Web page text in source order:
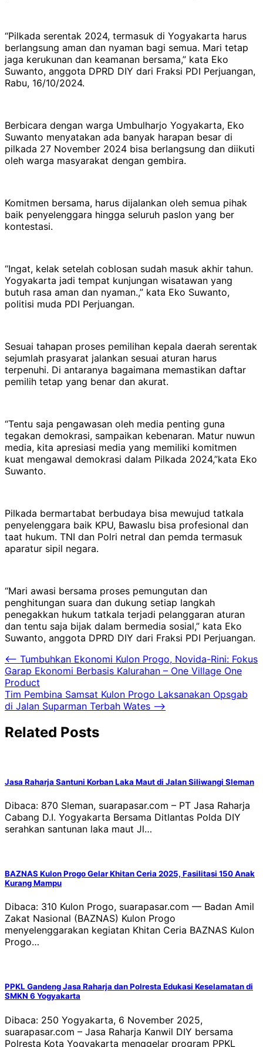
“Pilkada serentak 2024, termasuk di Yogyakarta harus
berlangsung aman dan nyaman bagi semua. Mari tetap
jaga kerukunan dan keamanan bersama,” kata Eko
Suwanto, anggota DPRD DIY dari Fraksi PDI Perjuangan,
Rabu, 16/10/2024.
Berbicara dengan warga Umbulharjo Yogyakarta, Eko
Suwanto menyatakan ada banyak harapan besar di
pilkada 27 November 2024 bisa berlangsung dan diikuti
oleh warga masyarakat dengan gembira.
Komitmen bersama, harus dijalankan oleh semua pihak
baik penyelenggara hingga seluruh paslon yang ber
kontestasi.
“Ingat, kelak setelah coblosan sudah masuk akhir tahun.
Yogyakarta jadi tempat kunjungan wisatawan yang
butuh rasa aman dan nyaman.,” kata Eko Suwanto,
politisi muda PDI Perjuangan.
Sesuai tahapan proses pemilihan kepala daerah serentak
sejumlah prasyarat jalankan sesuai aturan harus
terpenuhi. Di antaranya bagaimana memastikan daftar
pemilih tetap yang benar dan akurat.
“Tentu saja pengawasan oleh media penting guna
tegakan demokrasi, sampaikan kebenaran. Matur nuwun
media, kita apresiasi media yang memiliki komitmen
kuat mengawal demokrasi dalam Pilkada 2024,”kata Eko
Suwanto.
Pilkada bermartabat berbudaya bisa mewujud tatkala
penyelenggara baik KPU, Bawaslu bisa profesional dan
taat hukum. TNI dan Polri netral dan pemda termasuk
aparatur sipil negara.
“Mari awasi bersama proses pemungutan dan
penghitungan suara dan dukung setiap langkah
penegakkan hukum tatkala terjadi pelanggaran aturan
dan tentu saja bijak dalam bermedia sosial,” kata Eko
Suwanto, anggota DPRD DIY dari Fraksi PDI Perjuangan.
Navigasi
pos
⟵ Tumbuhkan Ekonomi Kulon Progo, Novida-Rini: Fokus
Garap Ekonomi Berbasis Kalurahan – One Village One
Product
Tim Pembina Samsat Kulon Progo Laksanakan Opsgab
di Jalan Suparman Terbah Wates ⟶
Related Posts
Jasa Raharja Santuni Korban Laka Maut di Jalan Siliwangi Sleman
Dibaca: 870 Sleman, suarapasar.com – PT Jasa Raharja
Cabang D.I. Yogyakarta Bersama Ditlantas Polda DIY
serahkan santunan laka maut Jl…
BAZNAS Kulon Progo Gelar Khitan Ceria 2025, Fasilitasi 150 Anak
Kurang Mampu
Dibaca: 310 Kulon Progo, suarapasar.com — Badan Amil
Zakat Nasional (BAZNAS) Kulon Progo
menyelenggarakan kegiatan Khitan Ceria BAZNAS Kulon
Progo…
PPKL Gandeng Jasa Raharja dan Polresta Edukasi Keselamatan di
SMKN 6 Yogyakarta
Dibaca: 250 Yogyakarta, 6 November 2025,
suarapasar.com – Jasa Raharja Kanwil DIY bersama
Polresta Kota Yogyakarta menggelar program PPKL